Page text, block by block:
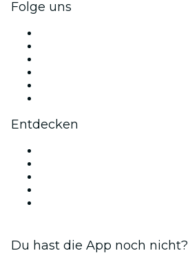
Folge uns
Entdecken
Du hast die App noch nicht?